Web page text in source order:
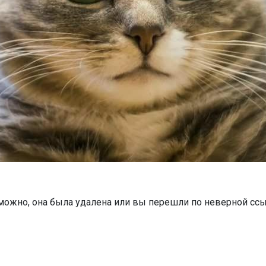
она была удалена или вы перешли по неверной